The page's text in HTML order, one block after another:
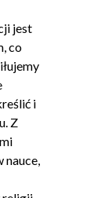
jest
co
i
Z